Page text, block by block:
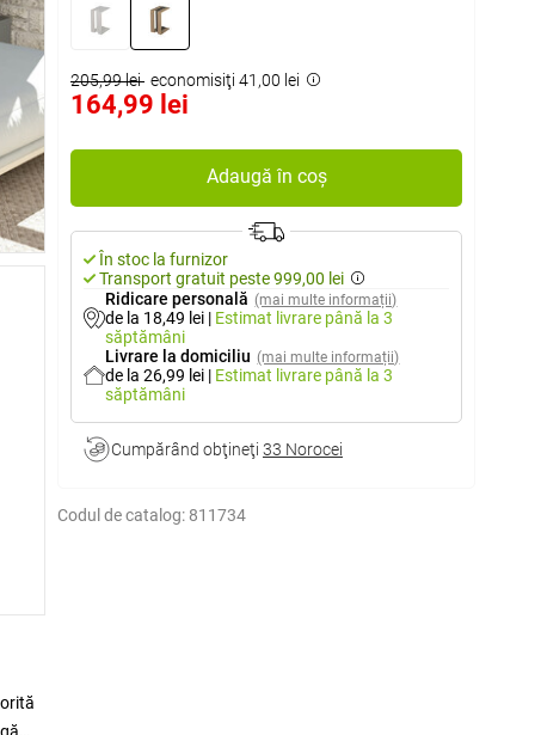
205,99 lei economisiţi 41,00 lei
164,99 lei
Adaugă în coș
În stoc la furnizor
Transport gratuit peste 999,00 lei
Ridicare personală (mai multe informații)
de la 18,49 lei | Estimat livrare până la 3
săptămâni
Livrare la domiciliu (mai multe informații)
de la 26,99 lei | Estimat livrare până la 3
săptămâni
Cumpărând obţineţi 33 Norocei
Codul de catalog: 811734